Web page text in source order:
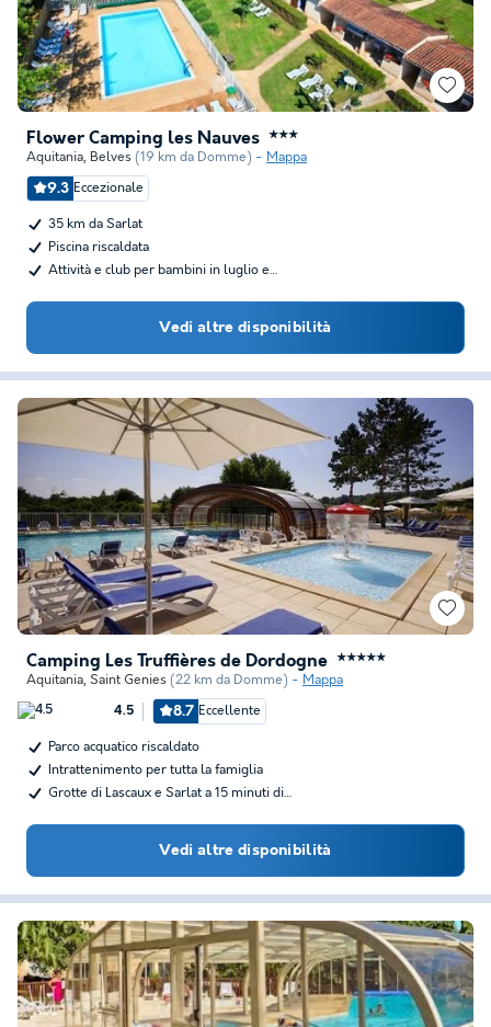
Flower Camping les Nauves ★★★
Aquitania, Belves (19 km da Domme) Mappa
9.3 Eccezionale
35 km da Sarlat
Piscina riscaldata
Attività e club per bambini in luglio e…
Vedi altre disponibilità
Camping Les Truffières de Dordogne ★★★★★
Aquitania, Saint Genies (22 km da Domme) Mappa
4.5 8.7 Eccellente
Parco acquatico riscaldato
Intrattenimento per tutta la famiglia
Grotte di Lascaux e Sarlat a 15 minuti di…
Vedi altre disponibilità